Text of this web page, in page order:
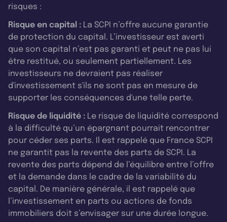
risques :
Risque en capital : La SCPI n’offre aucune garantie
de protection du capital. L’investisseur est averti
que son capital n’est pas garanti et peut ne pas lui
être restitué, ou seulement partiellement. Les
investisseurs ne devraient pas réaliser
d'investissement s'ils ne sont pas en mesure de
supporter les conséquences d'une telle perte.
Risque de liquidité : Le risque de liquidité correspond
à la difficulté qu’un épargnant pourrait rencontrer
pour céder ses parts. Il est rappelé que France SCPI
ne garantit pas la revente des parts de SCPI. La
revente des parts dépend de l’équilibre entre l’offre
et la demande dans le cadre de la variabilité du
capital. De manière générale, il est rappelé que
l’investissement en parts ou actions de fonds
immobiliers doit s’envisager sur une durée longue.